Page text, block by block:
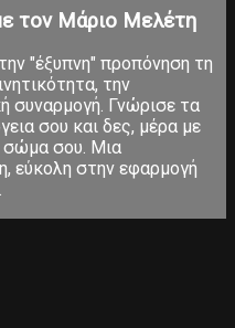
τον Μάριο Μελέτη
"έξυπνη" προπόνηση τη
την
συναρμογή. Γνώρισε τα
σου και δες, μέρα με
σώμα σου. Μια
εύκολη στην εφαρμογή